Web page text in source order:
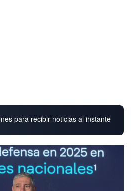
para recibir noticias al instante